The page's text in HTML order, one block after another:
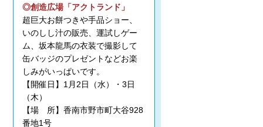
◎創造広場「アクトランド」
超巨大お餅つきや手品ショー、
いのしし汁の販売、運試しゲー
ム、坂本龍馬の衣装で撮影して
缶バッジのプレゼントなどお楽
しみがいっぱいです。
【開催日】1月2日（水）・3日
（木）
【場 所】香南市野市町大谷928
番地1号